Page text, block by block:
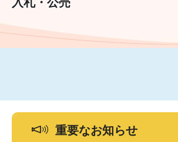
文
重要なお知らせ